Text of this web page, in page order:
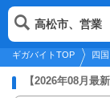
2026年8月9日更新
ギガバイトTOP 四国
高松市、営業
【2026年08月最新版】